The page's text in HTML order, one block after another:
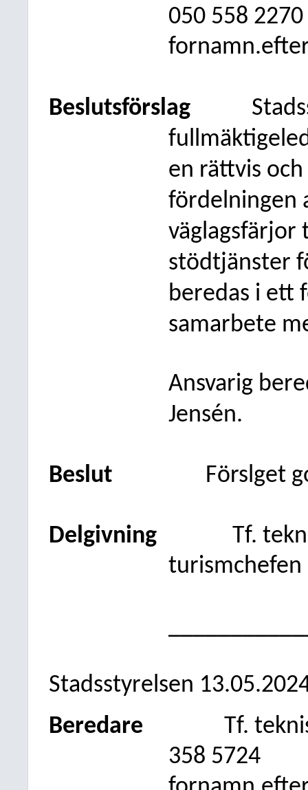
050 558 2270
Beslutsförslag
en rättvis
fördelningen
väglagsfärjor
stödtjänster
beredas i ett
samarbete
Ansvarig
Jensén.
Beslut Förslget
Delgivning
Tf.
turismchefen
Stadsstyrelsen
Beredare
Tf.
358 5724